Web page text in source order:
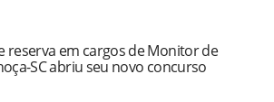
reserva em cargos de Monitor de
SC abriu seu novo concurso